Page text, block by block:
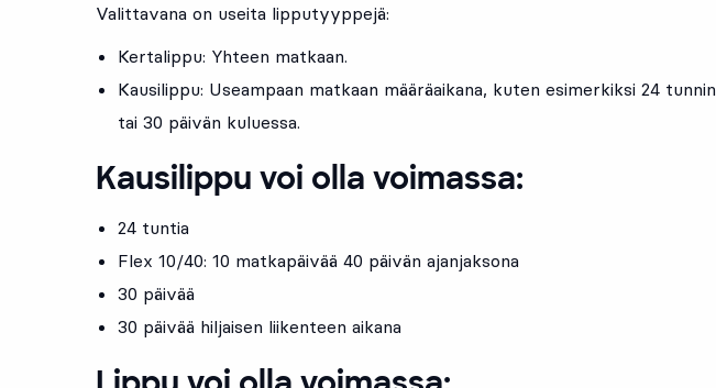
Valittavana on useita lipputyyppejä:
Kertalippu: Yhteen matkaan.
Kausilippu: Useampaan matkaan määräaikana, kuten esimerkiksi 24 tunnin
tai 30 päivän kuluessa.
Kausilippu voi olla voimassa:
24 tuntia
Flex 10/40: 10 matkapäivää 40 päivän ajanjaksona
30 päivää
30 päivää hiljaisen liikenteen aikana